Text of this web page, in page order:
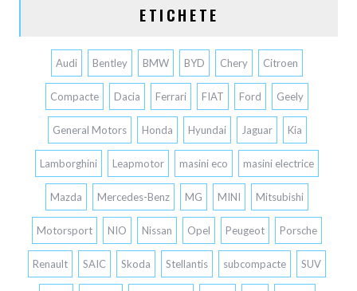
ETICHETE
Audi Bentley BMW BYD Chery Citroen
Compacte Dacia Ferrari FIAT Ford Geely
General Motors Honda Hyundai Jaguar Kia
Lamborghini Leapmotor masini eco masini electrice
Mazda Mercedes-Benz MG MINI Mitsubishi
Motorsport NIO Nissan Opel Peugeot Porsche
Renault SAIC Skoda Stellantis subcompacte SUV